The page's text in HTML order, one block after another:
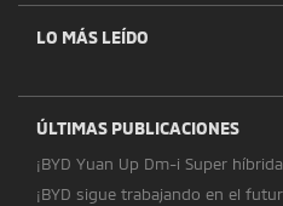
LO MÁS LEÍDO
ÚLTIMAS PUBLICACIONES
¡BYD Yuan Up Dm-i Super
¡BYD sigue trabajando en el